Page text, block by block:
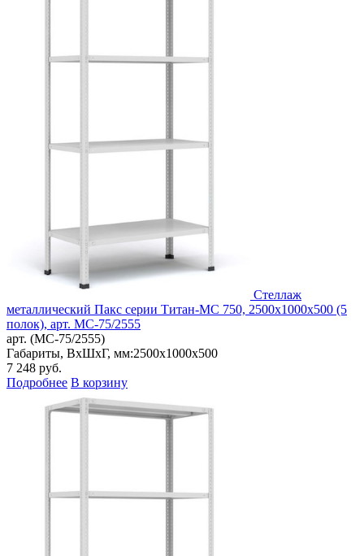
Стеллаж
металлический Пакс серии Титан-МС 750, 2500x1000x500 (5
полок), арт. МС-75/2555
арт. (МС-75/2555)
Габариты, ВxШxГ, мм:2500x1000x500
7 248 руб.
Подробнее В корзину